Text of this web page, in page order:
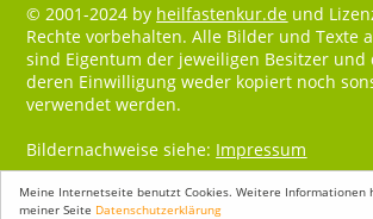
Meine Internetseite benutzt Cookies. Weitere Informationen
meiner Seite Datenschutzerklärung
© 2001-2024 by heilfastenkur.de und
Rechte vorbehalten. Alle Bilder und Texte
sind Eigentum der jeweiligen Besitzer
deren Einwilligung weder kopiert noch
verwendet werden.
Bildernachweise siehe: Impressum